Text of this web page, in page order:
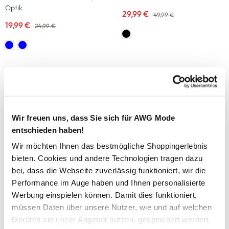
Wir freuen uns, dass Sie sich für AWG Mode
entschieden haben!
Wir möchten Ihnen das bestmögliche Shoppingerlebnis
bieten. Cookies und andere Technologien tragen dazu
bei, dass die Webseite zuverlässig funktioniert, wir die
Performance im Auge haben und Ihnen personalisierte
Werbung einspielen können. Damit dies funktioniert,
müssen Daten über unsere Nutzer, wie und auf welchen
Geräten sie unser Angebot nutzen, gespeichert werden.
Optik
19,99 € 24,99 €
29,99 € 49,99 €
+1 weitere
Große Größen Freizeithose
Sonja Blank
Große Größen Sweatcardigan
29,99 € 39,99 €
Sonja Blank
Große Größen Schlupfbluse
24,99 € 29,99 €
-50 % -40%